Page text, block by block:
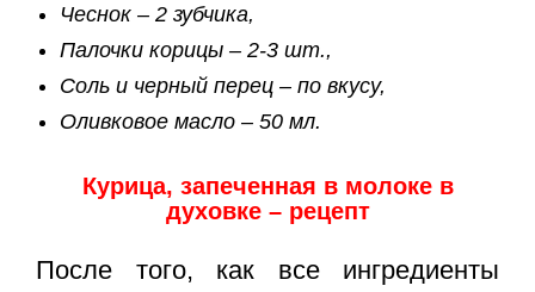
Чеснок – 2 зубчика,
Палочки корицы – 2-3 шт.,
Соль и черный перец – по вкусу,
Оливковое масло – 50 мл.
Курица, запеченная в молоке в
духовке – рецепт
После того, как все ингредиенты